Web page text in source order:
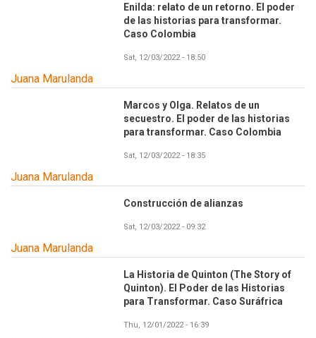
Enilda: relato de un retorno. El poder
de las historias para transformar.
Caso Colombia
Sat, 12/03/2022 - 18:50
Juana Marulanda
Marcos y Olga. Relatos de un
secuestro. El poder de las historias
para transformar. Caso Colombia
Sat, 12/03/2022 - 18:35
Juana Marulanda
Construcción de alianzas
Sat, 12/03/2022 - 09:32
Juana Marulanda
La Historia de Quinton (The Story of
Quinton). El Poder de las Historias
para Transformar. Caso Suráfrica
Thu, 12/01/2022 - 16:39